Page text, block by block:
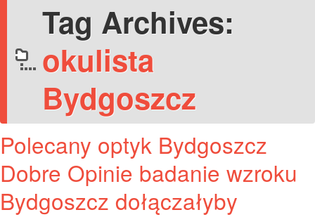
Tag Archives:
okulista
Bydgoszcz
Polecany optyk Bydgoszcz
Dobre Opinie badanie wzroku
Bydgoszcz dołączałyby